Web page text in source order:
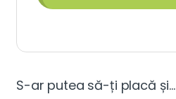
S-ar putea să-ți placă și…